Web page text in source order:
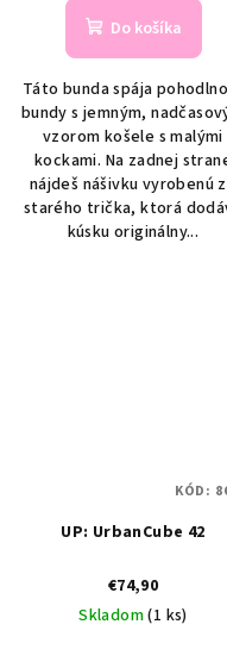
Do košíka
Táto bunda spája
bundy s jemným,
vzorom košele s malými
kockami. Na zadnej
nájdeš nášivku vyrobenú
starého trička, ktorá
kúsku originálny...
UP: UrbanCube 42
€74,90
Skladom(1 ks)
KÓD: